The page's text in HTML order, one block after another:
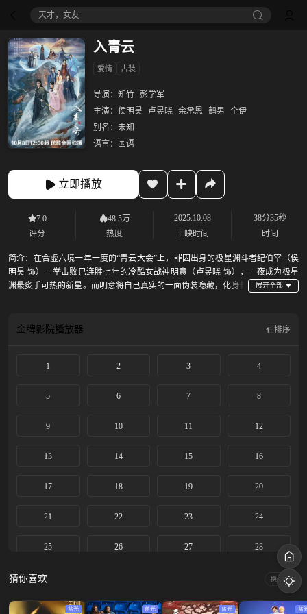
八仙！
入青云
爱情 古装
导演： 知竹
彭学军
主演： 侯明昊 卢昱晓 余承恩 鹤男
全伊
别名： 未知
语言：
国语
立即播放
7.0
评分
48.5万
热度
2025.10.08
上映时间
38分35秒
时间
简介： 在合虚六境一年一度的“青云大会”上，罪囚出身的极星渊斗者纪伯宰（侯
明昊 饰）一举击败已连胜七年的冷酷女战神明意（卢昱晓 饰），一夜成为极星
渊最炙手可热的新星。而明意将自己真实的一面伪装隐藏，化身舞
金牌影院播放器 排序
1 2 3 4
5 6 7 8
9 10 11 12
13 14 15 16
17 18 19 20
21 22 23 24
25 26 27 28
29
33 34 35
猜你喜欢 换一换
蓝光 蓝光 蓝光 蓝